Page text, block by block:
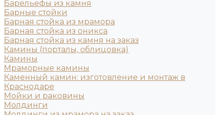
Барельефы из камня
Барные стойки
Барная стойка из мрамора
Барная стойка из оникса
Барная стойка из камня на заказ
Камины (порталы, облицовка)
Камины
Мраморные камины
Каменный камин: изготовление и монтаж в
Краснодаре
Мойки и раковины
Молдинги